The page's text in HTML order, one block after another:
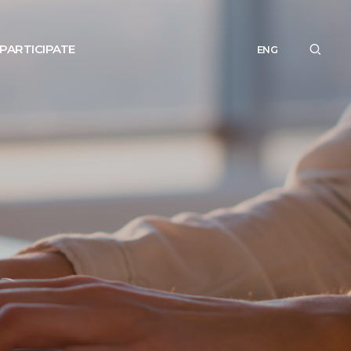
PARTICIPATE ENG